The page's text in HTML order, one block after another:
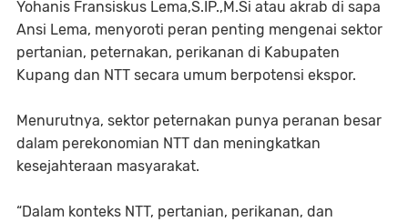
Yohanis Fransiskus Lema,S.IP.,M.Si atau akrab di sapa
Ansi Lema, menyoroti peran penting mengenai sektor
pertanian, peternakan, perikanan di Kabupaten
Kupang dan NTT secara umum berpotensi ekspor.
Menurutnya, sektor peternakan punya peranan besar
dalam perekonomian NTT dan meningkatkan
kesejahteraan masyarakat.
“Dalam konteks NTT, pertanian, perikanan, dan